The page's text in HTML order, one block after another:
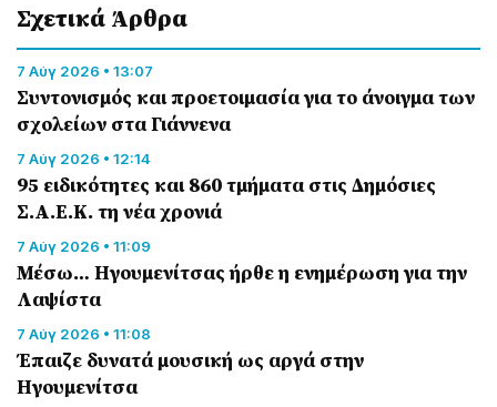
Σχετικά Άρθρα
7 Αύγ 2026 • 13:07
Συντονισμός και προετοιμασία για το άνοιγμα των
σχολείων στα Γιάννενα
7 Αύγ 2026 • 12:14
95 ειδικότητες και 860 τμήματα στις Δημόσιες
Σ.Α.Ε.Κ. τη νέα χρονιά
7 Αύγ 2026 • 11:09
Μέσω… Ηγουμενίτσας ήρθε η ενημέρωση για την
Λαψίστα
7 Αύγ 2026 • 11:08
Έπαιζε δυνατά μουσική ως αργά στην
Ηγουμενίτσα